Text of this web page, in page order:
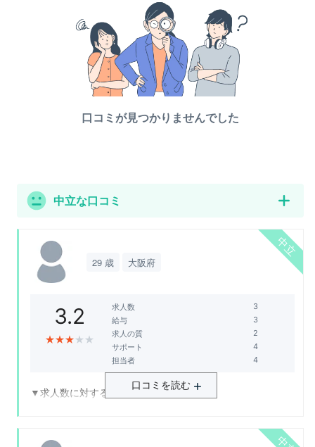
たと感じます。経験者募集の求人であれば、前職に比べ給
与が上がるものもありました。取り立てて良かった・悪か
ったと評せる額ではなかったので、普通かなと思います。
▼求人の質の満足度について
を利用した際、未経験でも始められる求人を多くご紹介い
▼サポートに対する満足度について
職務経歴書の添削・面接対策などはこちらが希望すればし
っかりと行なっていただけました。また、転職活動時にま
だ職務中であったときも、仕事終わりの対応など、遅い時
間でも対応していただき、非常にありがたかったです。
▼担当者の満足度について
とても丁寧な方で、こまめに連絡を下さる方でした。面接
対策もしっかりと行ってくださりましたし、こちらのキャ
リアが薄く不安に思っていた時も励ましていただいて、自
信を持てました。
若年層で転職活動を行うのなら、非常におすすめのエージ
口コミが見つかりませんでした
中立な口コミ
29 歳 大阪府
3.2
★★★★ ★
求人数
給与
求人の質
サポート
担当者
▼求人数に対する満足度について
多くもなす、少なくもないという印象を受けたから。
口コミを読む